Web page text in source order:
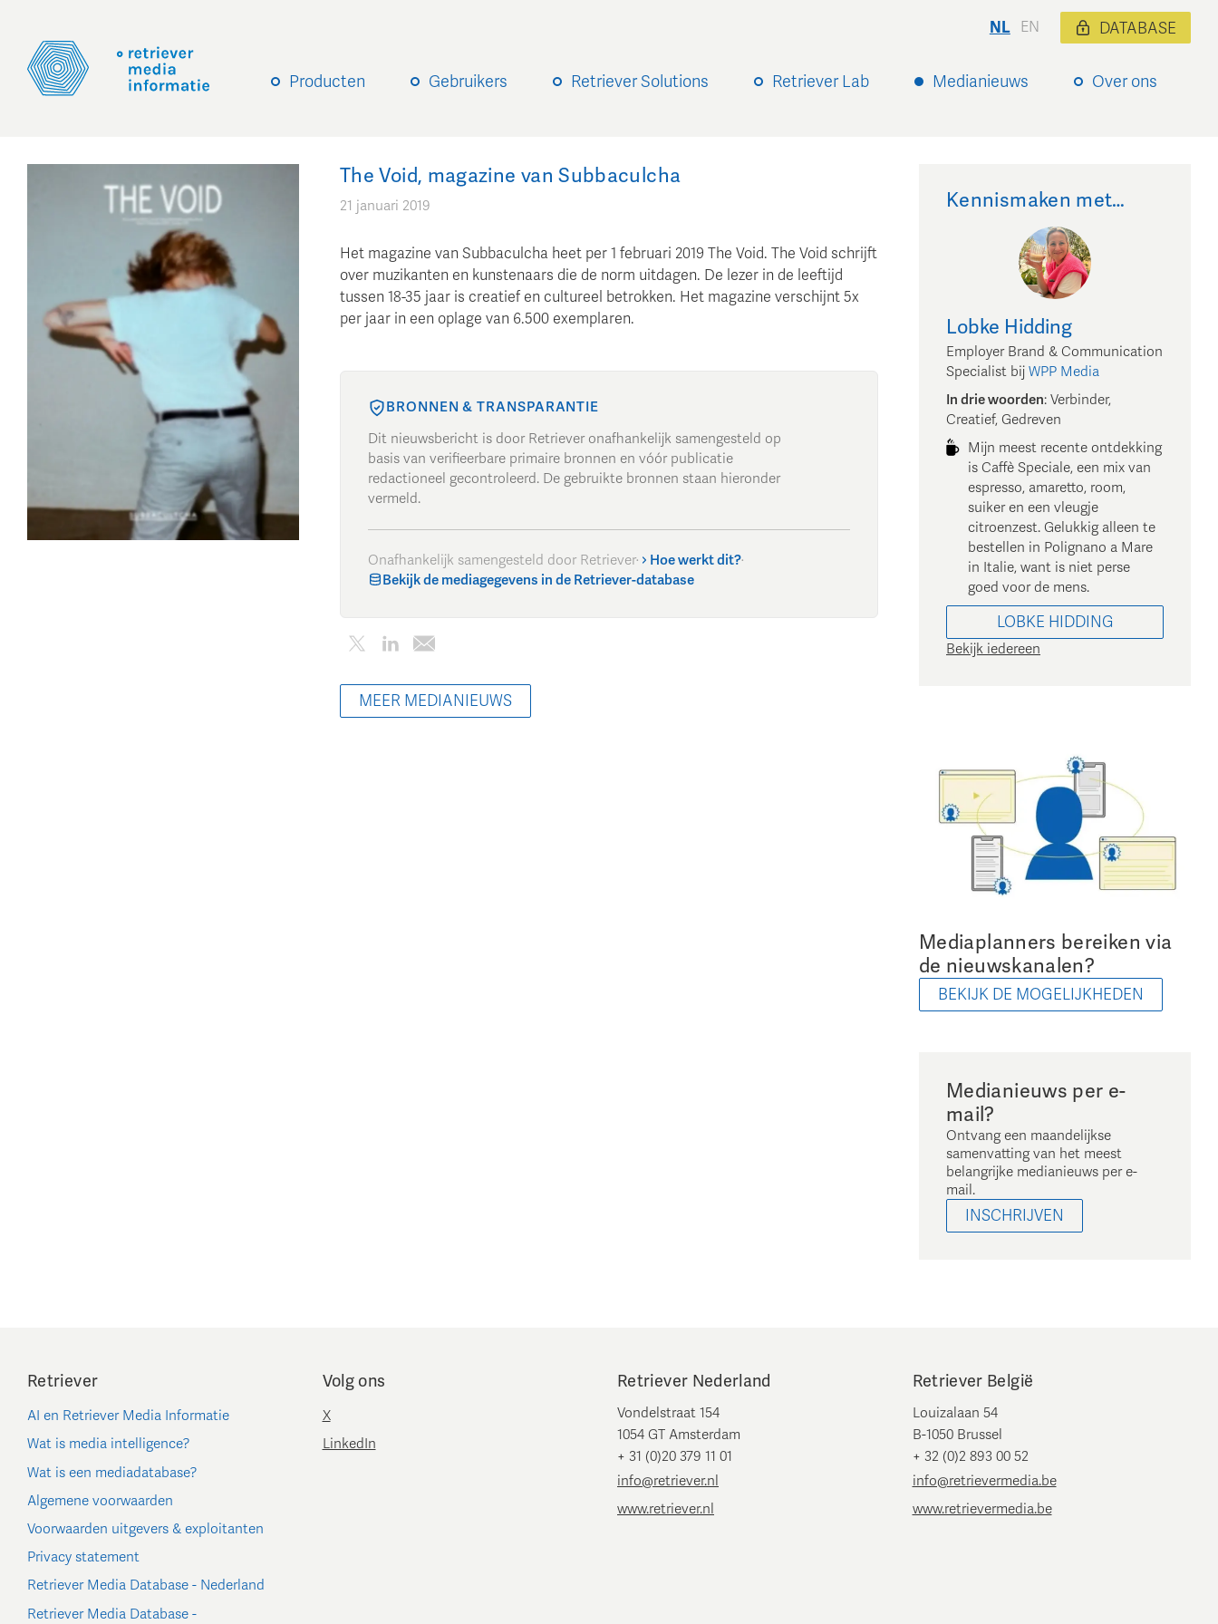
Producten Gebruikers Retriever Solutions Retriever Lab Medianieuws Over ons
NL EN DATABASE
The Void, magazine van Subbaculcha
21 januari 2019
Het magazine van Subbaculcha heet per 1 februari 2019 The Void. The Void schrijft
over muzikanten en kunstenaars die de norm uitdagen. De lezer in de leeftijd
tussen 18-35 jaar is creatief en cultureel betrokken. Het magazine verschijnt 5x
per jaar in een oplage van 6.500 exemplaren.
BRONNEN & TRANSPARANTIE
Dit nieuwsbericht is door Retriever onafhankelijk samengesteld op
basis van verifieerbare primaire bronnen en vóór publicatie
redactioneel gecontroleerd. De gebruikte bronnen staan hieronder
vermeld.
Onafhankelijk samengesteld door Retriever· Hoe werkt dit?·
Bekijk de mediagegevens in de Retriever-database
MEER MEDIANIEUWS
Kennismaken met…
Lobke Hidding
Employer Brand & Communication
Specialist bij WPP Media
In drie woorden: Verbinder,
Creatief, Gedreven
Mijn meest recente ontdekking
is Caffè Speciale, een mix van
espresso, amaretto, room,
suiker en een vleugje
citroenzest. Gelukkig alleen te
bestellen in Polignano a Mare
in Italie, want is niet perse
goed voor de mens.
LOBKE HIDDING
Bekijk iedereen
Mediaplanners bereiken via
de nieuwskanalen?
BEKIJK DE MOGELIJKHEDEN
Medianieuws per e-
mail?
Ontvang een maandelijkse
samenvatting van het meest
belangrijke medianieuws per e-
mail.
INSCHRIJVEN
Retriever
AI en Retriever Media Informatie
Wat is media intelligence?
Wat is een mediadatabase?
Algemene voorwaarden
Voorwaarden uitgevers & exploitanten
Privacy statement
Retriever Media Database - Nederland
Retriever Media Database -
Volg ons
X
LinkedIn
Retriever Nederland
Vondelstraat 154
1054 GT Amsterdam
+ 31 (0)20 379 11 01
info@retriever.nl
www.retriever.nl
Retriever België
Louizalaan 54
B-1050 Brussel
+ 32 (0)2 893 00 52
info@retrievermedia.be
www.retrievermedia.be